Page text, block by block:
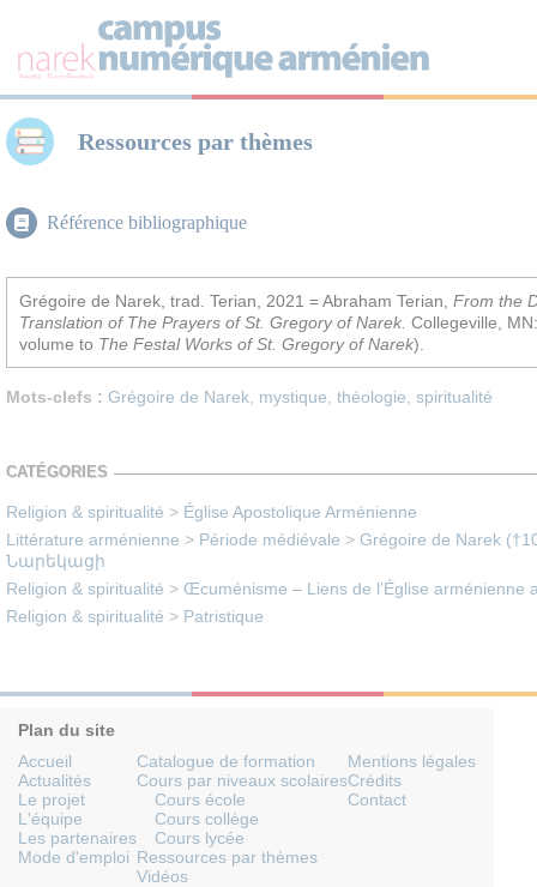
Ressources par thèmes
Référence bibliographique
Grégoire de Narek, trad. Terian, 2021 = Abraham Terian, From the
Translation of The Prayers of St. Gregory of Narek. Collegeville,
volume to The Festal Works of St. Gregory of Narek).
Mots-clefs : Grégoire de Narek mystique théologie spiritualité
CATÉGORIES
Religion & spiritualité > Église Apostolique Arménienne
Littérature arménienne > Période médiévale > Grégoire de Narek
Նարեկացի
Religion & spiritualité > Œcuménisme – Liens de l’Église arménienne
Religion & spiritualité > Patristique
Plan du site
Accueil
Actualités
Le projet
L'équipe
Les partenaires
Mode d'emploi
Catalogue de formation
Cours par niveaux scolaires
Cours école
Cours collège
Cours lycée
Ressources par thèmes
Vidéos
Mentions légales
Crédits
Contact